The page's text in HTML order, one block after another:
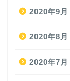
2020年9月
2020年8月
2020年7月